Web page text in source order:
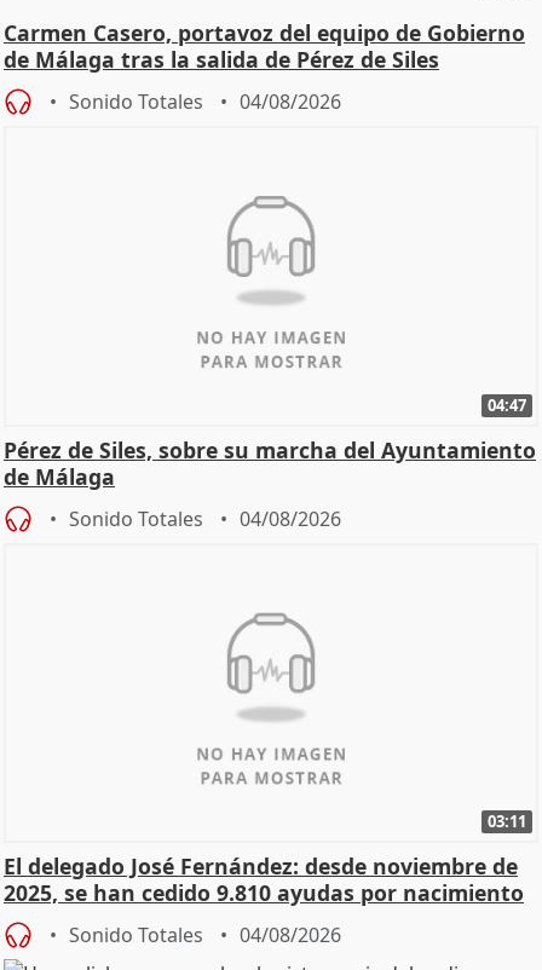
Carmen Casero, portavoz del equipo de Gobierno
de Málaga tras la salida de Pérez de Siles
Sonido Totales 04/08/2026
04:47
Pérez de Siles, sobre su marcha del Ayuntamiento
de Málaga
Sonido Totales 04/08/2026
03:11
El delegado José Fernández: desde noviembre de
2025, se han cedido 9.810 ayudas por nacimiento
Sonido Totales 04/08/2026